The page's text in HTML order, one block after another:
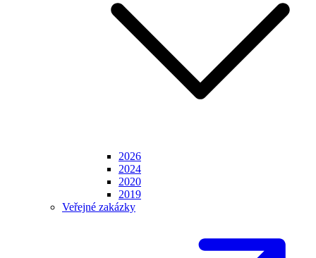
2026
2024
2020
2019
Veřejné zakázky